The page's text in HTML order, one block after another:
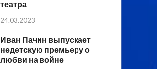
театра
24.03.2023
Иван Пачин выпускает
недетскую премьеру о
любви на войне